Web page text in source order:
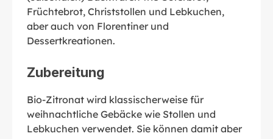
Früchtebrot, Christstollen und Lebkuchen,
aber auch von Florentiner und
Dessertkreationen.
Zubereitung
Bio-Zitronat wird klassischerweise für
weihnachtliche Gebäcke wie Stollen und
Lebkuchen verwendet. Sie können damit aber